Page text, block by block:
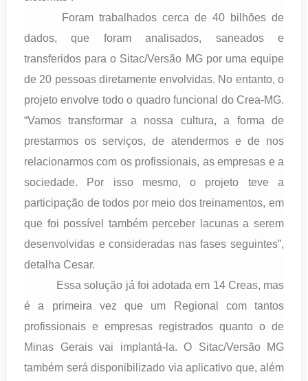
Foram trabalhados cerca de 40 bilhões de
dados, que foram analisados, saneados e
transferidos para o Sitac/Versão MG por uma equipe
de 20 pessoas diretamente envolvidas. No entanto, o
projeto envolve todo o quadro funcional do Crea-MG.
“Vamos transformar a nossa cultura, a forma de
prestarmos os serviços, de atendermos e de nos
relacionarmos com os profissionais, as empresas e a
sociedade. Por isso mesmo, o projeto teve a
participação de todos por meio dos treinamentos, em
que foi possível também perceber lacunas a serem
desenvolvidas e consideradas nas fases seguintes”,
detalha Cesar.
Essa solução já foi adotada em 14 Creas, mas
é a primeira vez que um Regional com tantos
profissionais e empresas registrados quanto o de
Minas Gerais vai implantá-la. O Sitac/Versão MG
também será disponibilizado via aplicativo que, além